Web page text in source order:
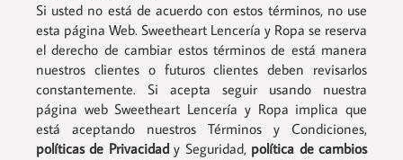
Si usted no está de acuerdo con estos términos, no use
esta página Web. Sweetheart Lencería y Ropa se reserva
el derecho de cambiar estos términos de está manera
nuestros clientes o futuros clientes deben revisarlos
constantemente. Si acepta seguir usando nuestra
página web Sweetheart Lencería y Ropa implica que
está aceptando nuestros Términos y Condiciones,
políticas de Privacidady Seguridad, política de cambios